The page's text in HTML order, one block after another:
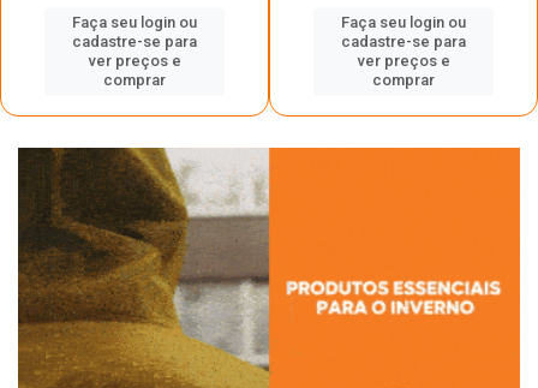
Faça seu login ou
cadastre-se para
ver preços e
comprar
Faça seu login ou
cadastre-se para
ver preços e
comprar